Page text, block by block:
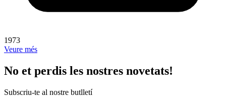
1973
Veure més
No et perdis les nostres novetats!
Subscriu-te al nostre butlletí